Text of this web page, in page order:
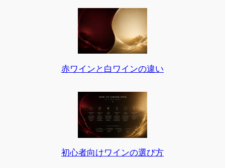
赤ワインと白ワインの違い
初心者向けワインの選び方